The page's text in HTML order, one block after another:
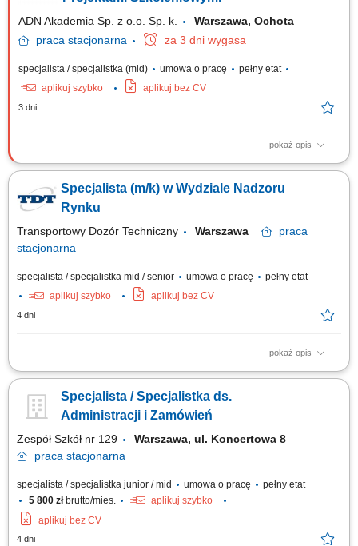
ADN Akademia Sp. z o.o. Sp. k.
Warszawa, Ochota
praca stacjonarna za 3 dni wygasa
specjalista / specjalistka (mid) umowa o pracę
pełny etat
aplikuj szybko
aplikuj bez CV
3 dni
pokaż opis
Opis stanowiska Nadzorowanie całokształtu działań operacyjnych
Samodzielna organizacja eventów edukacyjnych, konferencji i spotkań
rozwojowych na terenie całej Polski. Budowanie i utrzymywanie relacji z
Specjalista (m/k) w Wydziale Nadzoru
Rynku
Transportowy Dozór Techniczny Warszawa
praca
stacjonarna
specjalista / specjalistka mid / senior umowa o pracę
pełny etat
aplikuj szybko
aplikuj bez CV
4 dni
pokaż opis
Obowiązki: Prowadzenie czynności wyjaśniających, Sporządzanie
unijnych systemów Safety Gate (RAPEX) i ICSMS na potrzeby
prowadzonych spraw, Współpraca z organami administracji publicznej
Specjalista / Specjalistka ds.
Administracji i Zamówień
Zespół Szkół nr 129
Warszawa, ul. Koncertowa 8
praca stacjonarna
specjalista / specjalistka junior / mid umowa o pracę
pełny etat
5 800 złbrutto/mies.
aplikuj szybko
aplikuj bez CV
4 dni